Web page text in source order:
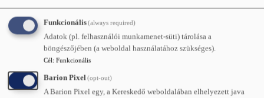
Készleten
Megtekintés →
Funkcionális(always required)
Adatok (pl. felhasználói munkamenet-süti) tárolása a
böngészőjében (a weboldal használatához szükséges).
Cél: Funkcionális
Barion Pixel (opt-out)
A Barion Pixel egy, a Kereskedő weboldalában elhelyezett java